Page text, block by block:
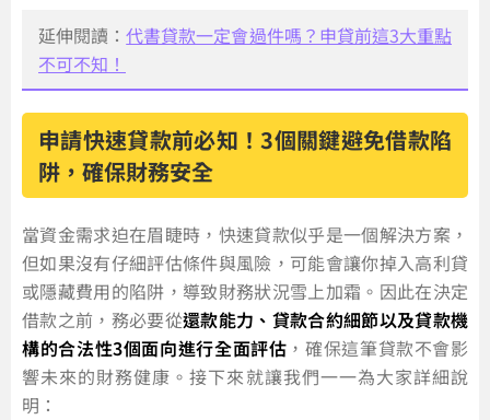
延伸閱讀：代書貸款一定會過件嗎？申貸前這3大重點
不可不知！
申請快速貸款前必知！3個關鍵避免借款陷
阱，確保財務安全
當資金需求迫在眉睫時，快速貸款似乎是一個解決方案，
但如果沒有仔細評估條件與風險，可能會讓你掉入高利貸
或隱藏費用的陷阱，導致財務狀況雪上加霜。因此在決定
借款之前，務必要從還款能力、貸款合約細節以及貸款機
構的合法性3個面向進行全面評估 ，確保這筆貸款不會影
響未來的財務健康。接下來就讓我們一一為大家詳細說
明：